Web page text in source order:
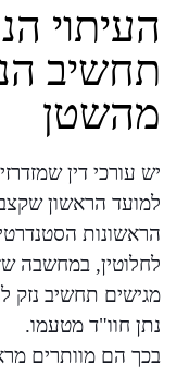
העיתוי
תחשיב
מהשטן
יש עורכי דין
למועד הראשון
הראשונות
לחלוטין, במחשבה
מגישים תחשיב נזק
נתן חוו"ד מטעמו.
בכך הם מוותרים